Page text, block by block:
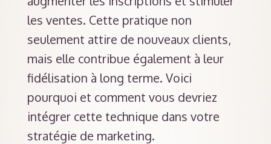
les ventes. Cette pratique non
seulement attire de nouveaux clients,
mais elle contribue également à leur
fidélisation à long terme. Voici
pourquoi et comment vous devriez
intégrer cette technique dans votre
stratégie de marketing.